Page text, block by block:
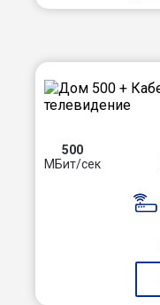
500
МБит/сек